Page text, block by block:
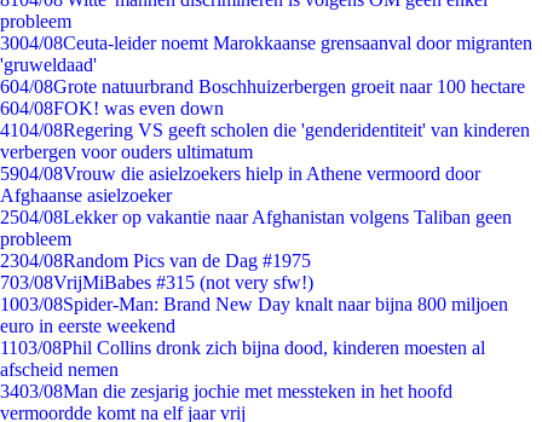
probleem
3004/08Ceuta-leider noemt Marokkaanse grensaanval door migranten
'gruweldaad'
604/08Grote natuurbrand Boschhuizerbergen groeit naar 100 hectare
604/08FOK! was even down
4104/08Regering VS geeft scholen die 'genderidentiteit' van kinderen
verbergen voor ouders ultimatum
5904/08Vrouw die asielzoekers hielp in Athene vermoord door
Afghaanse asielzoeker
2504/08Lekker op vakantie naar Afghanistan volgens Taliban geen
probleem
2304/08Random Pics van de Dag #1975
703/08VrijMiBabes #315 (not very sfw!)
1003/08Spider-Man: Brand New Day knalt naar bijna 800 miljoen
euro in eerste weekend
1103/08Phil Collins dronk zich bijna dood, kinderen moesten al
afscheid nemen
3403/08Man die zesjarig jochie met messteken in het hoofd
vermoordde komt na elf jaar vrij